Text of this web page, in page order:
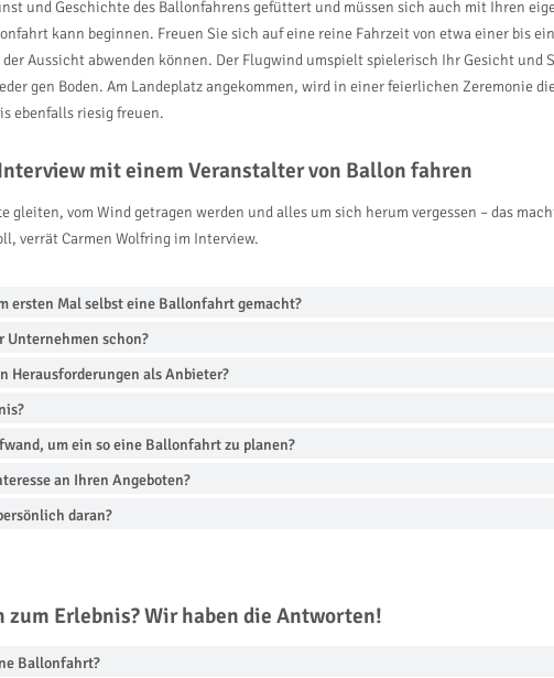
und Geschichte des Ballonfahrens gefüttert und müssen sich auch mit Ihren
kann beginnen. Freuen Sie sich auf eine reine Fahrzeit von etwa einer bis
Aussicht abwenden können. Der Flugwind umspielt spielerisch Ihr Gesicht
gen Boden. Am Landeplatz angekommen, wird in einer feierlichen Zeremonie
ebenfalls riesig freuen.
mit einem Veranstalter von Ballon fahren
gleiten, vom Wind getragen werden und alles um sich herum vergessen – das
verrät Carmen Wolfring im Interview.
ersten Mal selbst eine Ballonfahrt gemacht?
Unternehmen schon?
Herausforderungen als Anbieter?
um ein so eine Ballonfahrt zu planen?
an Ihren Angeboten?
daran?
zum Erlebnis? Wir haben die Antworten!
Ballonfahrt?